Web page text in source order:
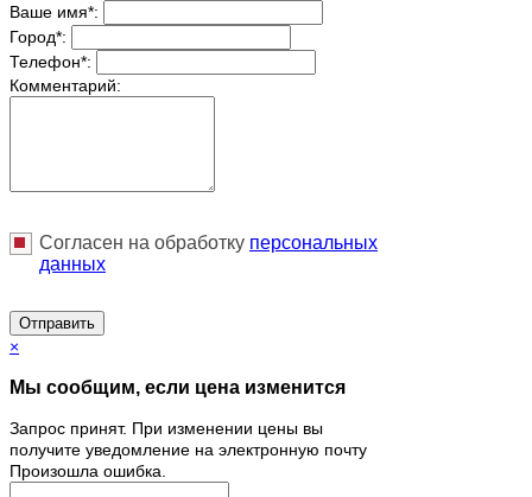
Ваше имя*:
Город*:
Телефон*:
Комментарий:
Согласен на обработку персональныx
данных
Отправить
×
Мы сообщим, если цена изменится
Запрос принят. При изменении цены вы
получите уведомление на электронную почту
Произошла ошибка.